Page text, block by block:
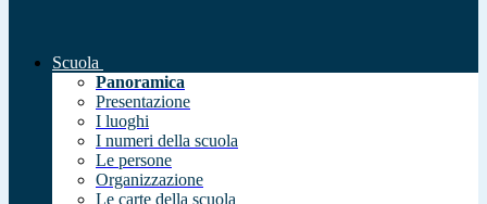
Scuola
Panoramica
Presentazione
I luoghi
I numeri della scuola
Le persone
Organizzazione
Le carte della scuola